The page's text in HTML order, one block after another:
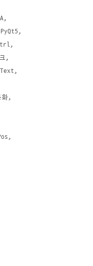
PyQt5
화